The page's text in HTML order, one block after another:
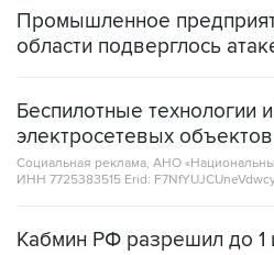
Промышленное
области подверглось
Беспилотные технологии
электросетевых
Социальная реклама, АНО
ИНН 7725383515 Erid:
Кабмин РФ разрешил до 1